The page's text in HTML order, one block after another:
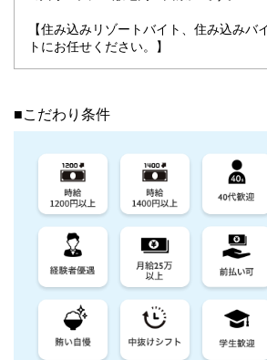
【住み込みリゾートバイト、住み込みバ
トにお任せください。】
■こだわり条件